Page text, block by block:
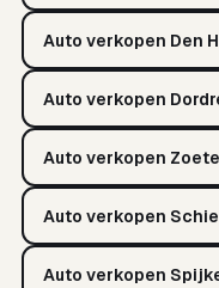
Auto verkopen Den
Auto verkopen
Auto verkopen
Auto verkopen
Auto verkopen